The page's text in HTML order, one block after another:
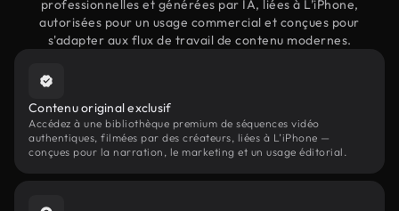
professionnelles et générées par IA, liées à L’iPhone,
autorisées pour un usage commercial et conçues pour
s'adapter aux flux de travail de contenu modernes.
Contenu original exclusif
Accédez à une bibliothèque premium de séquences vidéo
authentiques, filmées par des créateurs, liées à L’iPhone —
conçues pour la narration, le marketing et un usage éditorial.